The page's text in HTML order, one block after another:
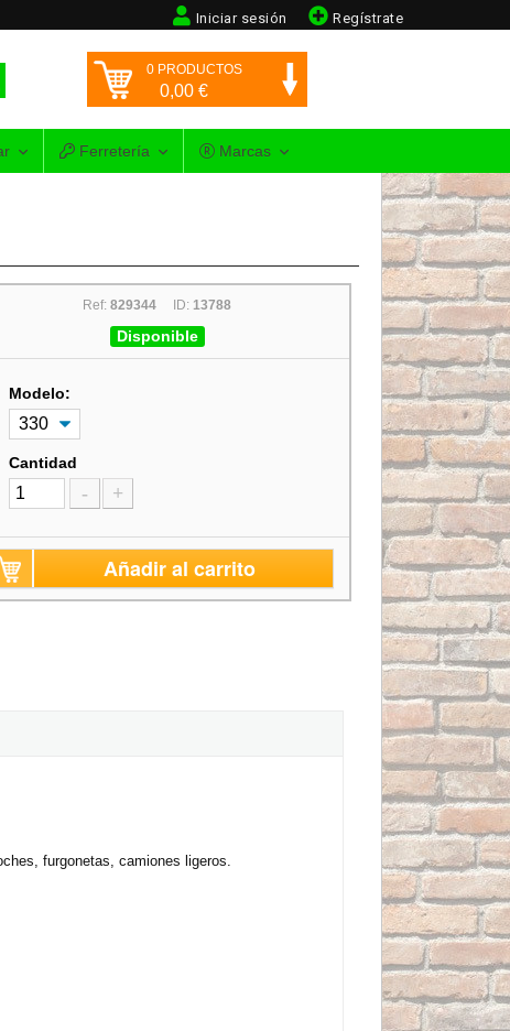
Regístrate
Iniciar sesión
0 PRODUCTOS
0,00 €
Ferretería Marcas
Ref:829344 ID:13788
Disponible
Modelo:
Cantidad
- +
Añadir al carrito
furgonetas, camiones ligeros.